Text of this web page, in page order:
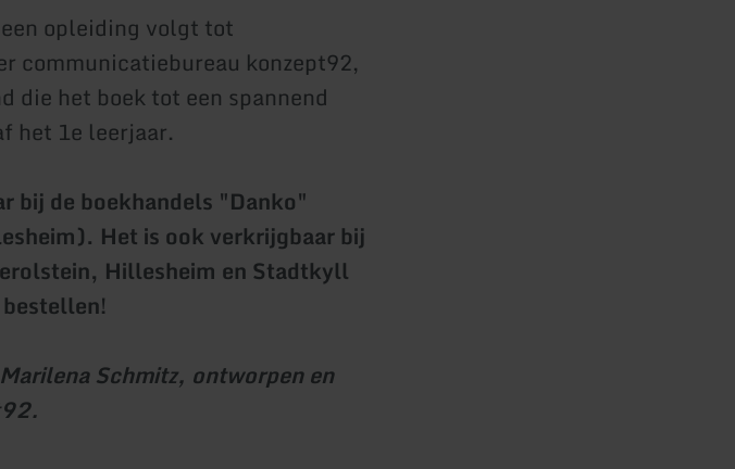
opleiding volgt tot
communicatiebureau konzept92,
die het boek tot een spannend
het 1e leerjaar.
bij de boekhandels "Danko"
Het is ook verkrijgbaar bij
Hillesheim en Stadtkyll
Schmitz, ontworpen en